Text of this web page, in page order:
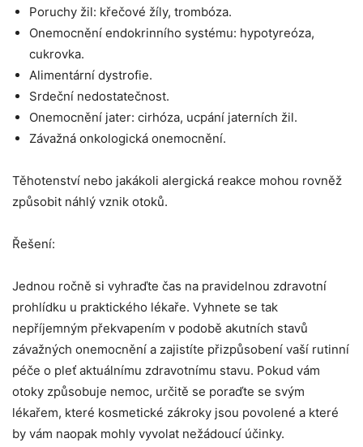
Poruchy žil: křečové žíly, trombóza.
Onemocnění endokrinního systému: hypotyreóza,
cukrovka.
Alimentární dystrofie.
Srdeční nedostatečnost.
Onemocnění jater: cirhóza, ucpání jaterních žil.
Závažná onkologická onemocnění.
Těhotenství nebo jakákoli alergická reakce mohou rovněž
způsobit náhlý vznik otoků.
Řešení:
Jednou ročně si vyhraďte čas na pravidelnou zdravotní
prohlídku u praktického lékaře. Vyhnete se tak
nepříjemným překvapením v podobě akutních stavů
závažných onemocnění a zajistíte přizpůsobení vaší rutinní
péče o pleť aktuálnímu zdravotnímu stavu. Pokud vám
otoky způsobuje nemoc, určitě se poraďte se svým
lékařem, které kosmetické zákroky jsou povolené a které
by vám naopak mohly vyvolat nežádoucí účinky.